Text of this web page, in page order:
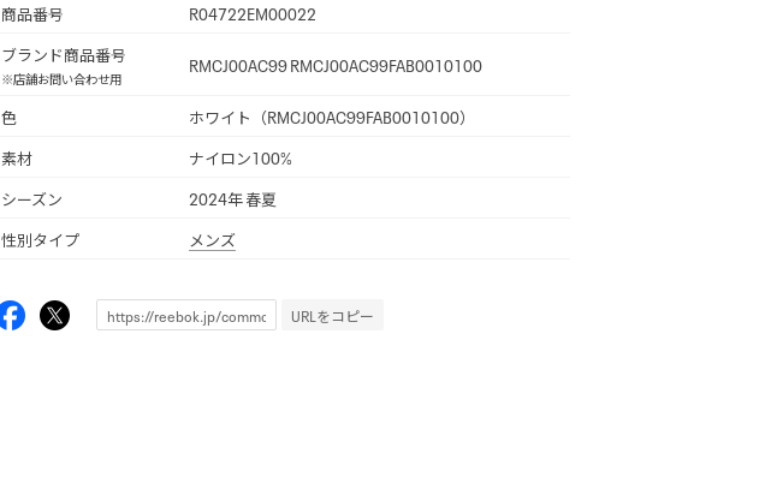
商品番号
R04722EM00022
ブランド商品番号
※店舗お問い合わせ用
RMCJ00AC99 RMCJ00AC99FAB0010100
色
ホワイト（RMCJ00AC99FAB0010100）
素材
ナイロン100%
シーズン
2024年 春夏
性別タイプ
メンズ
URLをコピー